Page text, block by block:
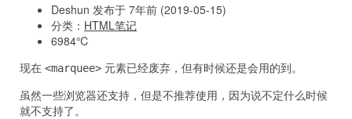
Deshun 发布于 7年前 (2019-05-15)
分类： HTML笔记
6984℃
现在 <marquee> 元素已经废弃，但有时候还是会用的到。
虽然一些浏览器还支持，但是不推荐使用，因为说不定什么时候
就不支持了。